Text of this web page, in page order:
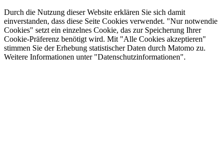
Durch die Nutzung dieser Website erklären Sie sich damit
einverstanden, dass diese Seite Cookies verwendet. "Nur notwendie
Cookies" setzt ein einzelnes Cookie, das zur Speicherung Ihrer
Cookie-Präferenz benötigt wird. Mit "Alle Cookies akzeptieren"
stimmen Sie der Erhebung statistischer Daten durch Matomo zu.
Weitere Informationen unter "Datenschutzinformationen".